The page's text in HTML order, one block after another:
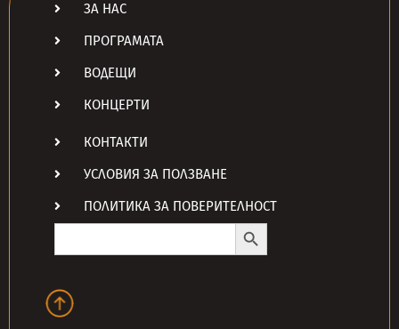
ЗА НАС
ПРОГРАМАТА
ВОДЕЩИ
КОНЦЕРТИ
КОНТАКТИ
УСЛОВИЯ ЗА ПОЛЗВАНЕ
ПОЛИТИКА ЗА ПОВЕРИТЕЛНОСТ
Search
Search Button